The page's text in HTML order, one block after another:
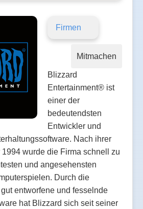
Firmen
Mitmachen
Blizzard
Entertainment® ist
einer der
bedeutendsten
Entwickler und
Nach ihrer
wurde die Firma schnell zu
und angesehensten
Durch die
entworfene und fesselnde
hat Blizzard sich seit seiner